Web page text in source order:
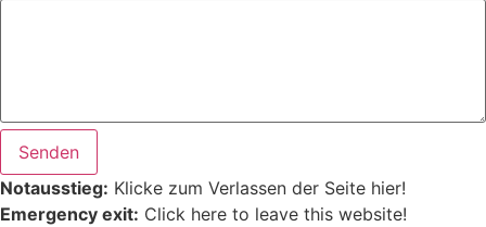
Senden
Notausstieg: Klicke zum Verlassen der Seite hier!
Emergency exit: Click here to leave this website!